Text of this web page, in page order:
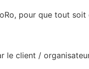
pour que tout soit
le client /